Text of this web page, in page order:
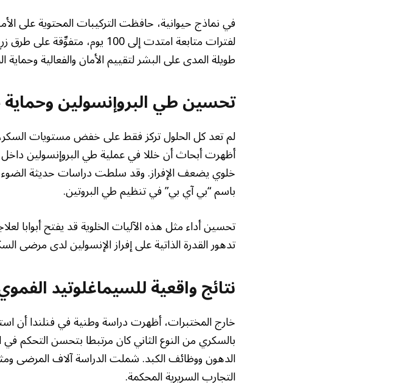
في نماذج حيوانية، حافظت التركيبات المحتوية على
لفترات متابعة امتدت إلى 100
طويلة المدى على البشر لتقييم الأمان والفعالية وحماية
تحسين طي البروإنسولين وحماية
لم تعد كل الحلول تركز فقط على خفض مستويات
أظهرت أبحاث أن خللا في عملية طي البروإنسولين
خلوي يضعف الإفراز. وقد سلطت دراسات حديثة الضوء
باسم “بي آي بي” في تنظيم طي البروتين.
تحسين أداء مثل هذه الآليات الخلوية قد يفتح أبوابا
تدهور القدرة الذاتية على إفراز الإنسولين لدى مرضى
نتائج واقعية للسيماغلوتيد
خارج المختبرات، أظهرت دراسة وطنية في فنلندا أن
بالسكري من النوع الثاني كان مرتبطا بتحسن
الدهون ووظائف الكبد. شملت الدراسة آلاف المرضى
التجارب السريرية المحكمة.